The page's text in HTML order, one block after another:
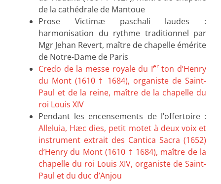
de la cathédrale de Mantoue
Prose Victimæ paschali laudes :
harmonisation du rythme traditionnel par
Mgr Jehan Revert, maître de chapelle émérite
de Notre-Dame de Paris
Credo de la messe royale du Ierton d’Henry
du Mont (1610 † 1684), organiste de Saint-
Paul et de la reine, maître de la chapelle du
roi Louis XIV
Pendant les encensements de l’offertoire :
Alleluia, Hæc dies, petit motet à deux voix et
instrument extrait des Cantica Sacra (1652)
d’Henry du Mont (1610 † 1684), maître de la
chapelle du roi Louis XIV, organiste de Saint-
Paul et du duc d’Anjou